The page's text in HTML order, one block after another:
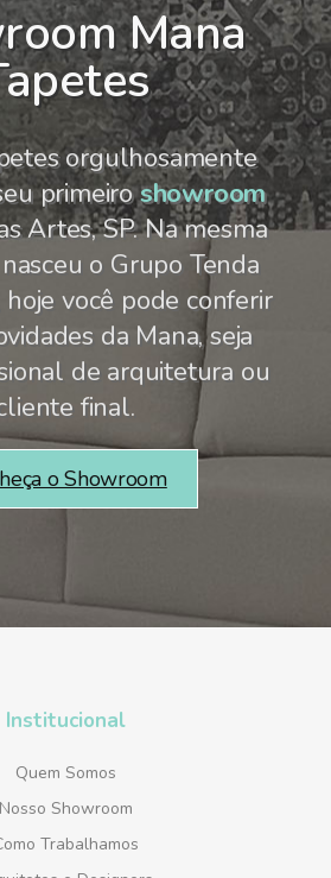
Mana
orgulhosamente
primeiroshowroom
Artes, SP. Na mesma
o Grupo Tenda
hoje você pode conferir
da Mana, seja
de arquitetura ou
final.
o Showroom
Institucional
Quem Somos
Nosso Showroom
Trabalhamos